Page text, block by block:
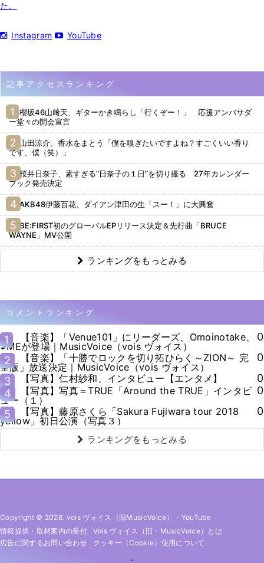
た。
Instagram YouTube
記事アクセスランキング
櫻坂46山﨑天、ギターかき鳴らし「行くぞー！」 応援アンバサダ
ー堂々の開会宣言
山田涼介、香水をまとう「僕を嗅ぎたいですよね？すごくいい香り
です、僕（笑）」
桜井日奈子、素すぎる“日奈子の１日”を切り撮る 27年カレンダー
ブック発売決定
AKB48伊藤百花、ダイアン津田の生「スー！」に大興奮
BE:FIRST初のグローバルEPリリース決定＆先行曲「BRUCE
WAYNE」MV公開
ランキングをもっとみる
コメントランキング
1
【音楽】「Venue101」にリーダーズ、Omoinotake、
≠MEが登場｜MusicVoice（vois ヴォイス）
0
2
【音楽】「十勝でロックを切り拓ひらく～ZION～ 完
全版」放送決定｜MusicVoice（vois ヴォイス）
0
3
【写真】仁村紗和、インタビュー【エンタメ】
0
4
【写真】写真＝TRUE「Around the TRUE」インタビ
ュー（１）
0
5
【写真】藤原さくら「Sakura Fujiwara tour 2018
yellow」初日公演（写真３）
0
ランキングをもっとみる
Copyright © 2026. vois ヴォイス（旧MusicVoice） - YouTube
情報提供・取材案内の受付
Vois ヴォイス（旧・MusicVoice）とは
広告に関するお問い合わせ
クッキー（cookie）使用について
-